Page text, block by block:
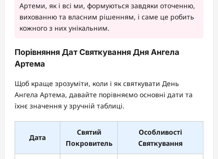
Артеми, як і всі ми, формуються завдяки оточенню,
вихованню та власним рішенням, і саме це робить
кожного з них унікальним.
Порівняння Дат Святкування Дня Ангела
Артема
Щоб краще зрозуміти, коли і як святкувати День
Ангела Артема, давайте порівняємо основні дати та
їхнє значення у зручній таблиці.
Дата
Святий
Покровитель
Особливості
Святкування